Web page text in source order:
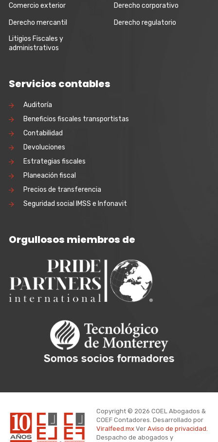
Comercio exterior Derecho corporativo
Derecho mercantil
Derecho regulatorio
Litigios Fiscales y
administrativos
Servicios contables
Auditoría
Beneficios fiscales transportistas
Contabilidad
Devoluciones
Estrategias fiscales
Planeación fiscal
Precios de transferencia
Seguridad social IMSS e Infonavit
Orgullosos miembros de
Copyright © 2026 COEL Abogados &
COEF Contadores. Desarrollado por
Viralfeed.mxVer Aviso de privacidad.
Despacho de abogados y